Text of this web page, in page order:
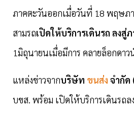
ภาคตะวันออกเมื่อวันที่ 18 พฤษ
สามรถเปิดให้บริการเดินรถ ลงสู่
1มิถุนายนเมื่อมีการ คลายล็อกดาว
แหล่งข่าวจากบริษัท ขนส่ง จำกัด
บขส. พร้อม เปิดให้บริการเดินรถ